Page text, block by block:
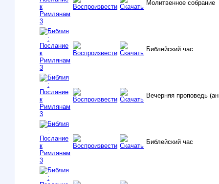
Молитвенное собрание
Библейский час
Вечерняя проповедь
Библейский час